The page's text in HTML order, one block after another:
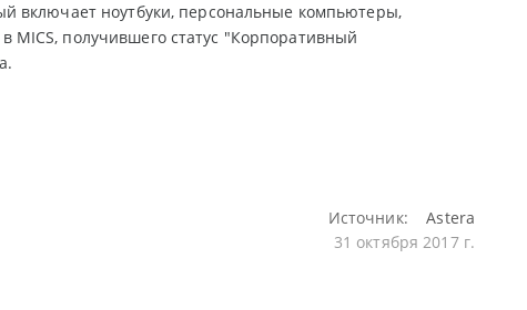
включает ноутбуки, персональные компьютеры,
получившего статус "Корпоративный
Источник: Astera
31 октября 2017 г.